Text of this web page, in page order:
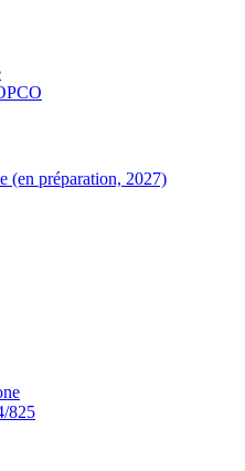
(en préparation, 2027)
825